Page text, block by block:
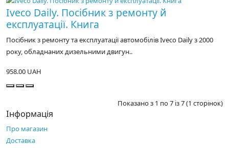
Iveco Daily. Посібник з ремонту й
експлуатації. Книга
Посібник з ремонту та експлуатації автомобілів Iveco Daily з 2000
року, обладнаних дизельними двигун..
958.00 UAH
Показано з 1 по 7 із 7 (1 сторінок)
Інформація
Про магазин
Доставка